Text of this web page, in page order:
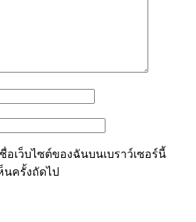
เว็บไซต์ของฉันบนเบราว์เซอร์นี้
นครั้งถัดไป